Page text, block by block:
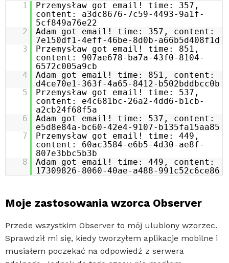
1
Przemysław got email! time: 357,
content: a3dc8676-7c59-4493-9a1f-
5cf849a76e22
2
Adam got email! time: 357, content:
7e150df1-4eff-46be-8d0b-a66b5d408f1d
3
Przemysław got email! time: 851,
content: 907ae678-ba7a-43f0-8104-
6572c005a9cb
4
Adam got email! time: 851, content:
d4ce70e1-363f-4a65-8412-b502bddbcc0b
5
Przemysław got email! time: 537,
content: e4c681bc-26a2-4dd6-b1cb-
a2cb24f68f5a
6
Adam got email! time: 537, content:
e5d8e84a-bc60-42e4-9107-b135fa15aa85
7
Przemysław got email! time: 449,
content: 60ac3584-e6b5-4d30-ae8f-
807e3bbc5b3b
8
Adam got email! time: 449, content:
17309826-8060-40ae-a488-991c52c6ce86
Moje zastosowania wzorca Observer
Przede wszystkim Observer to mój ulubiony wzorzec.
Sprawdził mi się, kiedy tworzyłem aplikacje mobilne i
musiałem poczekać na odpowiedź z serwera